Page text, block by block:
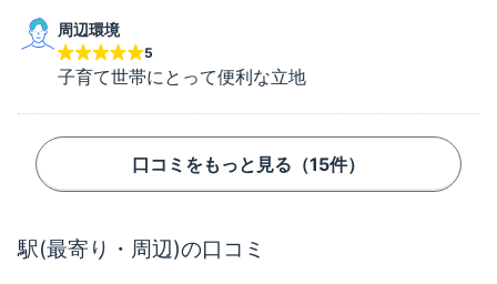
周辺環境
5
子育て世帯にとって便利な立地
口コミをもっと見る（15件）
駅(最寄り・周辺)の口コミ